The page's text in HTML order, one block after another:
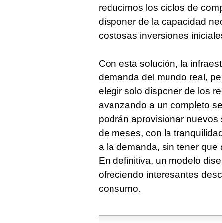
reducimos los ciclos de
disponer de la capacidad
costosas inversiones
Con esta solución, la
demanda del mundo real,
elegir solo disponer de los
avanzando a un completo
podrán aprovisionar
de meses, con la
a la demanda, sin tener
En definitiva, un modelo
ofreciendo interesantes
consumo.